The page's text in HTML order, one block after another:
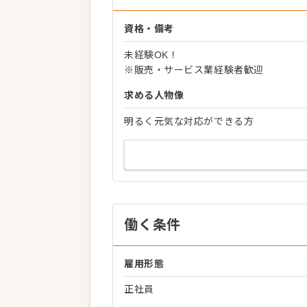
資格・備考
未経験OK！
※販売・サービス業経験者歓迎
求める人物像
明るく元気な対応ができる方
働く条件
雇用形態
正社員